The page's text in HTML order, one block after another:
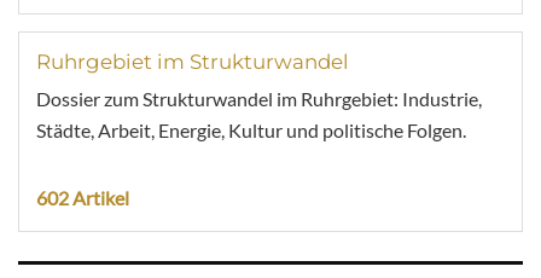
Ruhrgebiet im Strukturwandel
Dossier zum Strukturwandel im Ruhrgebiet: Industrie,
Städte, Arbeit, Energie, Kultur und politische Folgen.
602 Artikel